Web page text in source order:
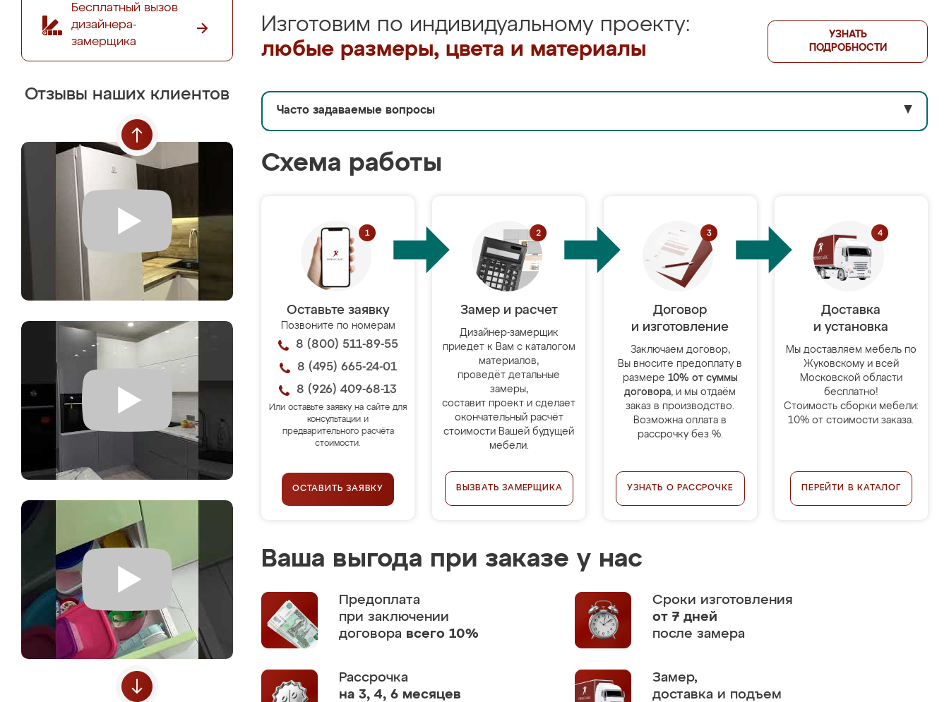
Бесплатный вызов
дизайнера-
замерщика
Отзывы наших клиентов
Изготовим по индивидуальному проекту:
любые размеры, цвета и материалы
УЗНАТЬ
ПОДРОБНОСТИ
Часто задаваемые вопросы ▼
Схема работы
Оставьте заявку
Позвоните по номерам
8 (800) 511-89-55
8 (495) 665-24-01
8 (926) 409-68-13
Или оставьте заявку на сайте для
консультации и
предварительного расчёта
стоимости.
ОСТАВИТЬ ЗАЯВКУ
Замер и расчет
Дизайнер-замерщик
приедет к Вам с каталогом
материалов,
проведёт детальные
замеры,
составит проект и сделает
окончательный расчёт
стоимости Вашей будущей
мебели.
ВЫЗВАТЬ ЗАМЕРЩИКА
Договор
и изготовление
Заключаем договор,
Вы вносите предоплату в
размере 10% от суммы
договора, и мы отдаём
заказ в производство.
Возможна оплата в
рассрочку без %.
УЗНАТЬ О РАССРОЧКЕ
Доставка
и установка
Мы доставляем мебель по
Жуковскому и всей
Московской области
бесплатно!
Стоимость сборки мебели:
10% от стоимости заказа.
ПЕРЕЙТИ В КАТАЛОГ
Ваша выгода при заказе у нас
Предоплата
при заключении
договора всего 10%
Сроки изготовления
от 7 дней
после замера
Рассрочка
на 3, 4, 6 месяцев
Замер,
доставка и подъем